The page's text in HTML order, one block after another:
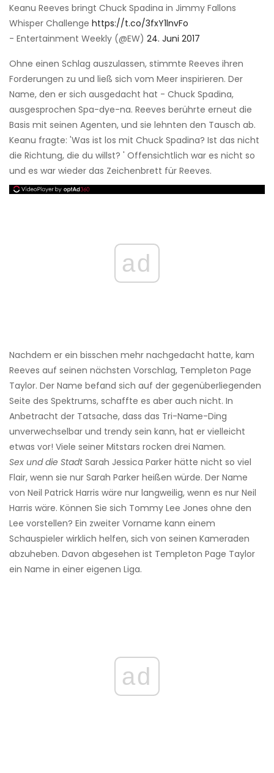
Keanu Reeves bringt Chuck Spadina in Jimmy Fallons
Whisper Challenge https://t.co/3fxY1lnvFo
- Entertainment Weekly (@EW) 24. Juni 2017
Ohne einen Schlag auszulassen, stimmte Reeves ihren
Forderungen zu und ließ sich vom Meer inspirieren. Der
Name, den er sich ausgedacht hat - Chuck Spadina,
ausgesprochen Spa-dye-na. Reeves berührte erneut die
Basis mit seinen Agenten, und sie lehnten den Tausch ab.
Keanu fragte: 'Was ist los mit Chuck Spadina? Ist das nicht
die Richtung, die du willst? ' Offensichtlich war es nicht so
und es war wieder das Zeichenbrett für Reeves.
ad
Nachdem er ein bisschen mehr nachgedacht hatte, kam
Reeves auf seinen nächsten Vorschlag, Templeton Page
Taylor. Der Name befand sich auf der gegenüberliegenden
Seite des Spektrums, schaffte es aber auch nicht. In
Anbetracht der Tatsache, dass das Tri-Name-Ding
unverwechselbar und trendy sein kann, hat er vielleicht
etwas vor! Viele seiner Mitstars rocken drei Namen.
Sex und die StadtSarah Jessica Parker hätte nicht so viel
Flair, wenn sie nur Sarah Parker heißen würde. Der Name
von Neil Patrick Harris wäre nur langweilig, wenn es nur Neil
Harris wäre. Können Sie sich Tommy Lee Jones ohne den
Lee vorstellen? Ein zweiter Vorname kann einem
Schauspieler wirklich helfen, sich von seinen Kameraden
abzuheben. Davon abgesehen ist Templeton Page Taylor
ein Name in einer eigenen Liga.
ad